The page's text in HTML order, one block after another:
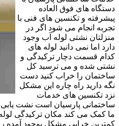
دستگاه های فوق العاده
پیشرفته و تکنسین های فنی با
تجربه انجام می شود اگر در
منزلتان نشتی لوله آب وجود
دارد اما نمی دانید لوله های
کدام قسمت دچار ترکیدگی و
نشتی شده و می ترسید کل
ساختمان را خراب کنید دست
نگه دارید راه چاره این مشکل
نزد تکنسین های خدمات
ساختمانی پارسیان است نشت یابی
ما کمک می کند مکان ترکیدگی لوله
کمترین خرابی مشکل بوجود آمده